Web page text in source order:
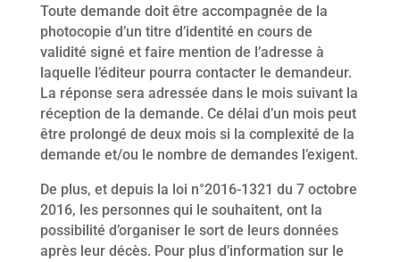
Toute demande doit être accompagnée de la
photocopie d’un titre d’identité en cours de
validité signé et faire mention de l’adresse à
laquelle l’éditeur pourra contacter le demandeur.
La réponse sera adressée dans le mois suivant la
réception de la demande. Ce délai d’un mois peut
être prolongé de deux mois si la complexité de la
demande et/ou le nombre de demandes l’exigent.
De plus, et depuis la loi n°2016-1321 du 7 octobre
2016, les personnes qui le souhaitent, ont la
possibilité d’organiser le sort de leurs données
après leur décès. Pour plus d’information sur le